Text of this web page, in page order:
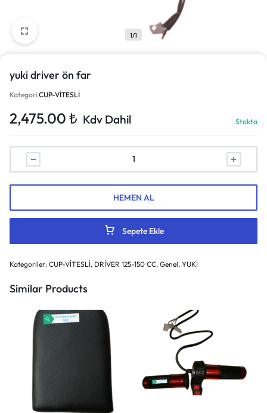
1/1
yuki driver ön far
Kategori CUP-VİTESLİ
2,475.00 ₺ Kdv Dahil Stokta
Sepete Ekle
HEMEN AL
Kategoriler: CUP-VİTESLİ, DRİVER 125-150 CC, Genel, YUKİ
Similar Products